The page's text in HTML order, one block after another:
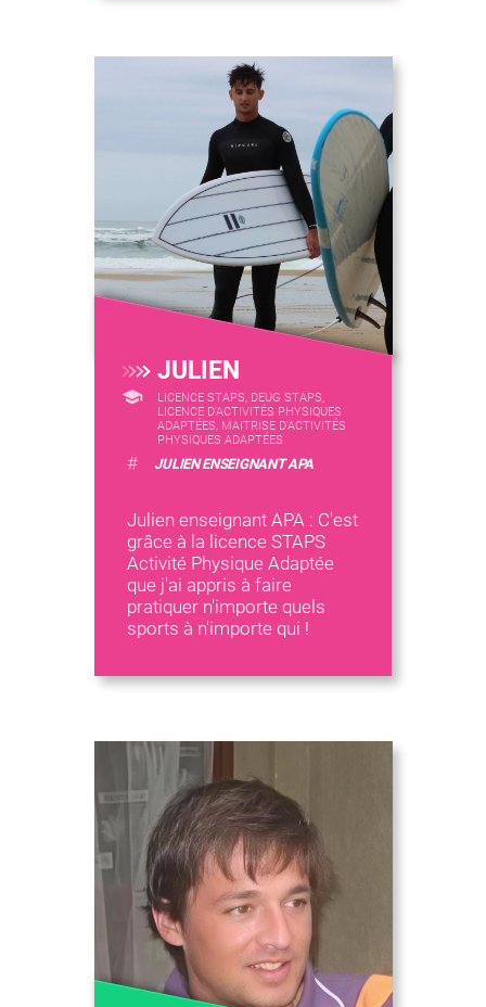
JULIEN
LICENCE STAPS, DEUG STAPS,
LICENCE D’ACTIVITÉS PHYSIQUES
ADAPTÉES, MAITRISE D'ACTIVITÉS
PHYSIQUES ADAPTÉES
# JULIEN ENSEIGNANT APA
Julien enseignant APA : C'est
grâce à la licence STAPS
Activité Physique Adaptée
que j'ai appris à faire
pratiquer n'importe quels
sports à n'importe qui !